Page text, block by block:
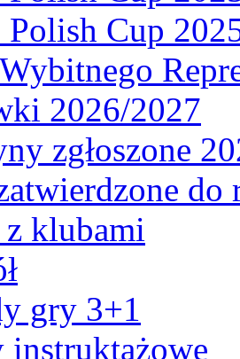
Polish Cup
2026/2027
zgłoszone
klubami
gry 3+1